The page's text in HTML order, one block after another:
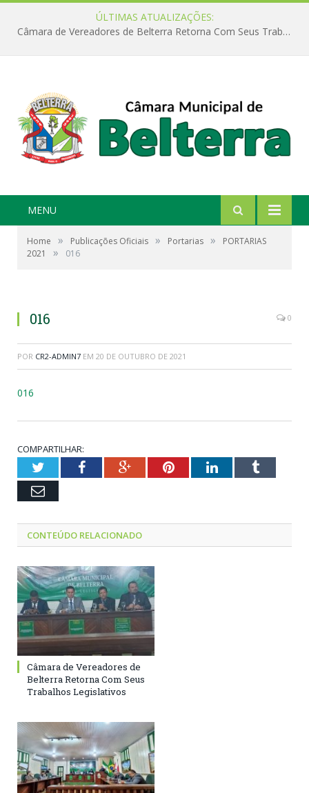
ÚLTIMAS ATUALIZAÇÕES:
Câmara de Vereadores de Belterra Retorna Com Seus Trabalhos Legislativos
MENU
Home » Publicações Oficiais » Portarias »
PORTARIAS
2021
» 016
016 0
POR CR2-ADMIN7 EM 20 DE OUTUBRO DE 2021
016
COMPARTILHAR:
TwitterFacebookGoogle+PinterestLinkedInTumblr
Email
CONTEÚDO RELACIONADO
Câmara de Vereadores de
Belterra Retorna Com Seus
Trabalhos Legislativos